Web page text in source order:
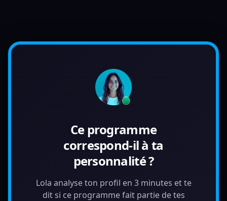
Ce programme
correspond-il à ta
personnalité ?
Lola analyse ton profil en 3 minutes et te
dit si ce programme fait partie de tes